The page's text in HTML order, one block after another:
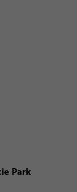
Solvay Park
Poznań
Park